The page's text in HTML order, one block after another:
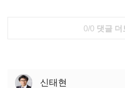
0/0 댓글 더
신태현